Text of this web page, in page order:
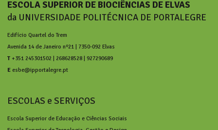
ESCOLA SUPERIOR DE BIOCIÊNCIAS DE ELVAS
da UNIVERSIDADE POLITÉCNICA DE PORTALEGRE
Edifício Quartel do Trem
Avenida 14 de Janeiro nº21 | 7350-092 Elvas
T +351 245301502 | 268628528 | 927290689
E esbe@ipportalegre.pt
ESCOLAS e SERVIÇOS
Escola Superior de Educação e Ciências Sociais